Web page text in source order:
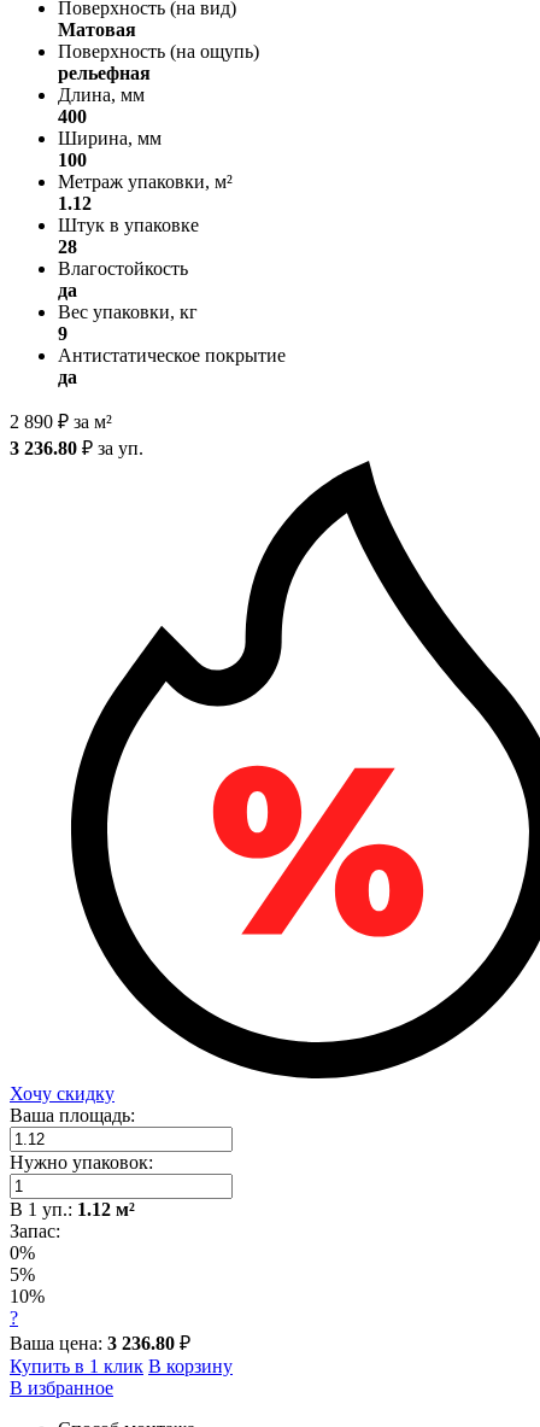
Поверхность (на вид)
Матовая
Поверхность (на ощупь)
рельефная
Длина, мм
400
Ширина, мм
100
Метраж упаковки, м²
1.12
Штук в упаковке
28
Влагостойкость
да
Вес упаковки, кг
9
Антистатическое покрытие
да
2 890 ₽ за м²
3 236.80 ₽ за уп.
Хочу скидку
Ваша площадь:
Нужно упаковок:
В 1 уп.: 1.12 м²
Запас:
0%
5%
10%
?
Ваша цена: 3 236.80 ₽
Купить в 1 клик В корзину
В избранное